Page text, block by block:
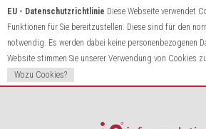
EU - Datenschutzrichtlinie Diese Webseite verwendet
Funktionen für Sie bereitzustellen. Diese sind für den
notwendig. Es werden dabei keine personenbezogenen
Website stimmen Sie unserer Verwendung von Cookies
Wozu Cookies?